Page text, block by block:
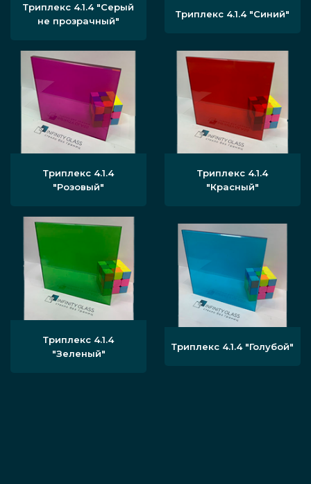
Триплекс 4.1.4 "Серый
не прозрачный"
Триплекс 4.1.4 "Синий"
Триплекс 4.1.4
"Розовый"
Триплекс 4.1.4
"Красный"
Триплекс 4.1.4
"Зеленый"
Триплекс 4.1.4 "Голубой"